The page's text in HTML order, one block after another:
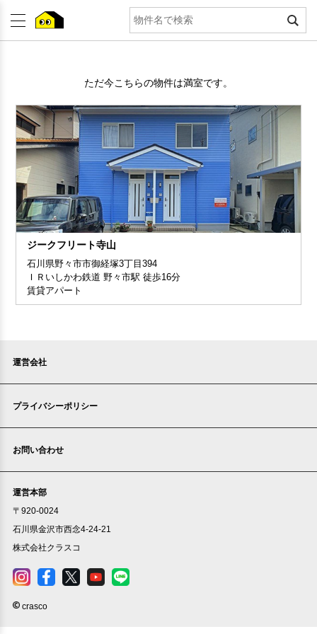
ただ今こちらの物件は満室です。
ジークフリート寺山
石川県野々市市御経塚3丁目394
ＩＲいしかわ鉄道 野々市駅 徒歩16分
賃貸アパート
運営会社
プライバシーポリシー
お問い合わせ
運営本部
〒920-0024
石川県金沢市西念4-24-21
株式会社クラスコ
crasco